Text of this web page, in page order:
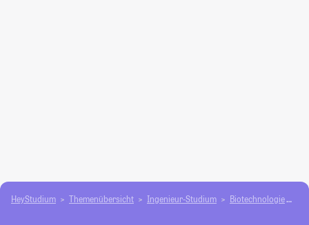
HeyStudium Themenübersicht Ingenieur-Studium Biotechnologie